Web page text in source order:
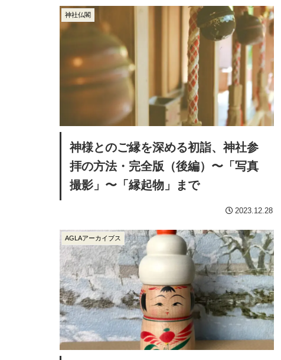
神社仏閣
神様とのご縁を深める初詣、神社参
拝の方法・完全版（後編）〜「写真
撮影」〜「縁起物」まで
2023.12.28
AGLAアーカイブス